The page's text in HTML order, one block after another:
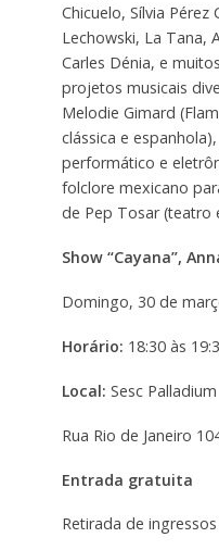
Chicuelo, Sílvia Pérez
Lechowski, La Tana,
Carles Dénia, e
projetos musicais
Melodie Gimard
clássica e
performático e
folclore mexicano
de Pep Tosar (teatro
Show “Cayana”,
Domingo, 30 de
Horário: 18:30 às
Local: Sesc Palladium
Rua Rio de Janeiro
Entrada gratuita
Retirada de